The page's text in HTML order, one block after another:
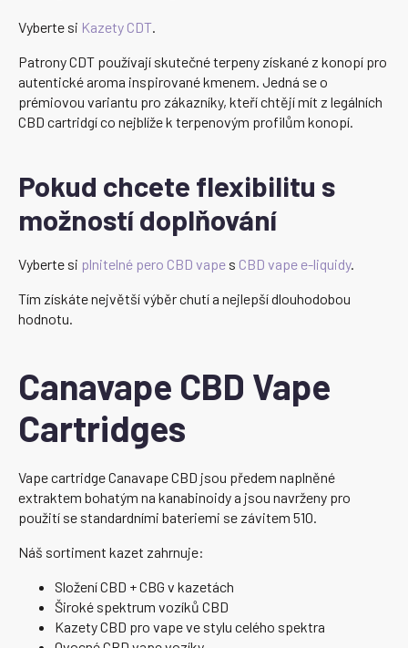
Vyberte si Kazety CDT.
Patrony CDT používají skutečné terpeny získané z konopí pro
autentické aroma inspirované kmenem. Jedná se o
prémiovou variantu pro zákazníky, kteří chtějí mít z legálních
CBD cartridgí co nejblíže k terpenovým profilům konopí.
Pokud chcete flexibilitu s
možností doplňování
Vyberte si plnitelné pero CBD vape s CBD vape e-liquidy.
Tím získáte největší výběr chutí a nejlepší dlouhodobou
hodnotu.
Canavape CBD Vape
Cartridges
Vape cartridge Canavape CBD jsou předem naplněné
extraktem bohatým na kanabinoidy a jsou navrženy pro
použití se standardními bateriemi se závitem 510.
Náš sortiment kazet zahrnuje:
Složení CBD + CBG v kazetách
Široké spektrum vozíků CBD
Kazety CBD pro vape ve stylu celého spektra